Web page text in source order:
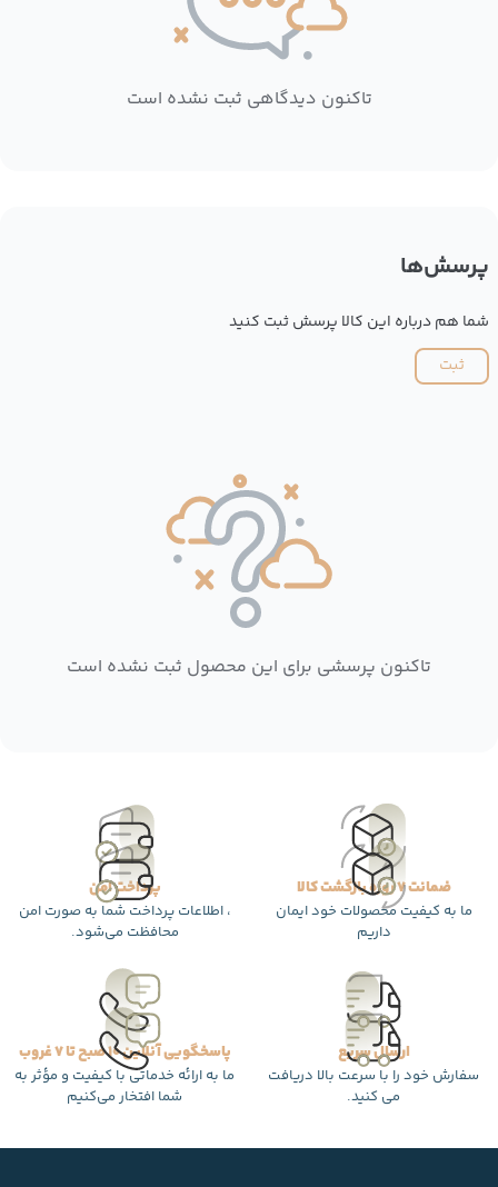
تاکنون دیدگاهی ثبت نشده است
پرسش‌ها
شما هم درباره این کالا پرسش ثبت کنید
ثبت
تاکنون پرسشی برای این محصول ثبت نشده است
ضمانت 7 روزه بازگشت کالا
ما به کیفیت محصولات خود ایمان
داریم
پرداخت امن
، اطلاعات پرداخت شما به صورت امن
محافظت می‌شود.
ارسال سریع
سفارش خود را با سرعت بالا دریافت
می کنید.
پاسخگویی آنلاین 10 صبح تا 7 غروب
ما به ارائه خدماتی با کیفیت و مؤثر به
شما افتخار می‌کنیم